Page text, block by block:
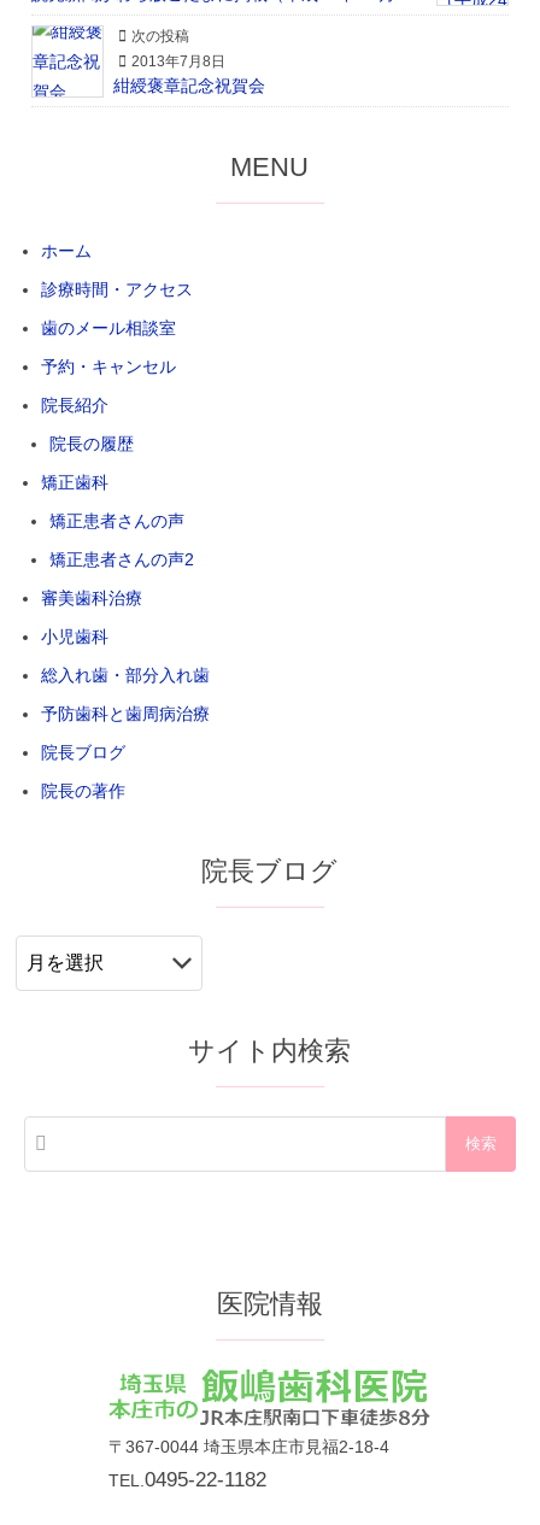
次の投稿
2013年7月8日
紺綬褒章記念祝賀会
MENU
ホーム
診療時間・アクセス
歯のメール相談室
予約・キャンセル
院長紹介
院長の履歴
矯正歯科
矯正患者さんの声
矯正患者さんの声2
審美歯科治療
小児歯科
総入れ歯・部分入れ歯
予防歯科と歯周病治療
院長ブログ
院長の著作
院長ブログ
サイト内検索
医院情報
〒367-0044埼玉県本庄市見福2-18-4
TEL.0495-22-1182